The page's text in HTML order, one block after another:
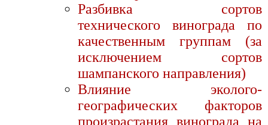
Разбивка сортов
технического винограда по
качественным группам (за
исключением сортов
шампанского направления)
Влияние эколого-
географических факторов
произрастания винограда на